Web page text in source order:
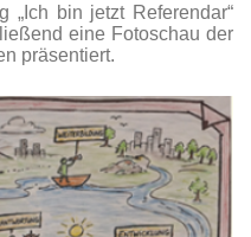
„Ich bin jetzt Referendar“
eine Fotoschau der
präsentiert.